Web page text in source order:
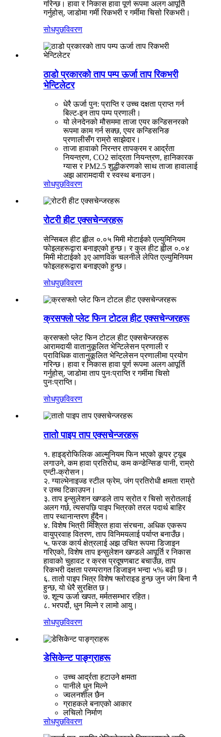
गरिन्छ। हावा र निकास हावा पूर्ण रूपमा अलग आपूर्ति
गर्नुहोस्, जाडोमा गर्मी रिकभरी र गर्मीमा चिसो रिकभरी।
सोधपुछविवरण
ठाडो प्रकारको ताप पम्प ऊर्जा ताप रिकभरी
भेन्टिलेटर
धेरै ऊर्जा पुन: प्राप्ति र उच्च दक्षता प्राप्त गर्न
बिल्ट-इन ताप पम्प प्रणाली।
यो लेनदेनको मौसममा ताजा एयर कन्डिसनरको
रूपमा काम गर्न सक्छ, एयर कन्डिसनिङ
प्रणालीसँग राम्रो साझेदार।
ताजा हावाको निरन्तर तापक्रम र आर्द्रता
नियन्त्रण, CO2 सांद्रता नियन्त्रण, हानिकारक
ग्यास र PM2.5 शुद्धीकरणको साथ ताजा हावालाई
अझ आरामदायी र स्वस्थ बनाउन।
सोधपुछविवरण
रोटरी हीट एक्सचेन्जरहरू
सेन्सिबल हीट ह्वील ०.०५ मिमी मोटाईको एल्युमिनियम
फोइलहरूद्वारा बनाइएको हुन्छ। र कुल हीट ह्वील ०.०४
मिमी मोटाईको ३ए आणविक चलनीले लेपित एल्युमिनियम
फोइलहरूद्वारा बनाइएको हुन्छ।
सोधपुछविवरण
क्रसफ्लो प्लेट फिन टोटल हीट एक्सचेन्जरहरू
क्रसफ्लो प्लेट फिन टोटल हीट एक्सचेन्जरहरू
आरामदायी वातानुकूलित भेन्टिलेसन प्रणाली र
प्राविधिक वातानुकूलित भेन्टिलेसन प्रणालीमा प्रयोग
गरिन्छ। हावा र निकास हावा पूर्ण रूपमा अलग आपूर्ति
गर्नुहोस्, जाडोमा ताप पुनःप्राप्ति र गर्मीमा चिसो
पुनःप्राप्ति।
सोधपुछविवरण
तातो पाइप ताप एक्सचेन्जरहरू
१. हाइड्रोफिलिक आल्मुनियम फिन भएको कूपर ट्यूब
लगाउने, कम हावा प्रतिरोध, कम कन्डेन्सिङ पानी, राम्रो
एन्टी-क्रोसन।
२. ग्याल्भेनाइज्ड स्टील फ्रेम, जंग प्रतिरोधी क्षमता राम्रो
र उच्च टिकाउपन।
३. ताप इन्सुलेशन खण्डले ताप स्रोत र चिसो स्रोतलाई
अलग गर्छ, त्यसपछि पाइप भित्रको तरल पदार्थ बाहिर
ताप स्थानान्तरण हुँदैन।
४. विशेष भित्री मिश्रित हावा संरचना, अधिक एकरूप
वायुप्रवाह वितरण, ताप विनिमयलाई पर्याप्त बनाउँछ।
५. फरक कार्य क्षेत्रलाई अझ उचित रूपमा डिजाइन
गरिएको, विशेष ताप इन्सुलेशन खण्डले आपूर्ति र निकास
हावाको चुहावट र क्रस प्रदूषणबाट बचाउँछ, ताप
रिकभरी दक्षता परम्परागत डिजाइन भन्दा ५% बढी छ।
६. तातो पाइप भित्र विशेष फ्लोराइड हुन्छ जुन जंग बिना नै
हुन्छ, यो धेरै सुरक्षित छ।
७. शून्य ऊर्जा खपत, मर्मतसम्भार रहित।
८. भरपर्दो, धुन मिल्ने र लामो आयु।
सोधपुछविवरण
डेसिकेन्ट पाङ्ग्राहरू
उच्च आर्द्रता हटाउने क्षमता
पानीले धुन मिल्ने
ज्वलनशील छैन
ग्राहकले बनाएको आकार
लचिलो निर्माण
सोधपुछविवरण